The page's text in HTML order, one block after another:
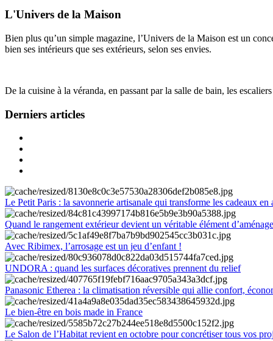
L'Univers de la Maison
Bien plus qu’un simple magazine, l’Univers de la Maison est un
bien ses intérieurs que ses extérieurs, selon ses envies.
De la cuisine à la véranda, en passant par la salle de bain, les
Derniers articles
Le Petit Paris : la savonnerie artisanale qui transforme les cadeaux en
Quand le rangement extérieur devient un véritable élément
Avec Ribimex, l’arrosage est un jeu d’enfant !
UNDORA : quand les surfaces décoratives prennent du relief
Panasonic Etherea : la climatisation réversible qui allie confort,
Le bien-être en bois made in France
Le Salon de l’Habitat revient en octobre pour concrétiser tous vos